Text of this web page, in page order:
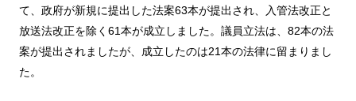
て、政府が新規に提出した法案63本が提出され、入管法改正と
放送法改正を除く61本が成立しました。議員立法は、82本の法
案が提出されましたが、成立したのは21本の法律に留まりまし
た。